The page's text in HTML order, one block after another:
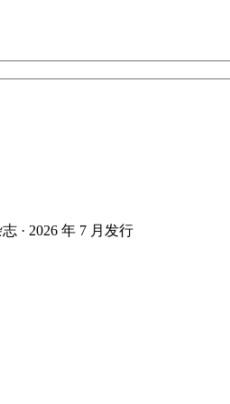
· 2026 年 7 月发行